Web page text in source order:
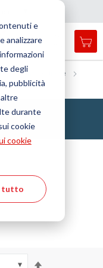
e
analizzare
degli
pubblicità
durante
cookie
cookie
tutto
search
tondi e strisce